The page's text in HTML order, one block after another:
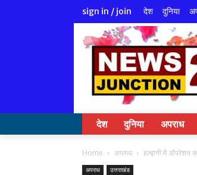
sign in / join देश दुनिया
देश दुनिया अपराध
Home अपराध हल्द्वानी में ऑपरेशन
अपराध उत्तराखंड